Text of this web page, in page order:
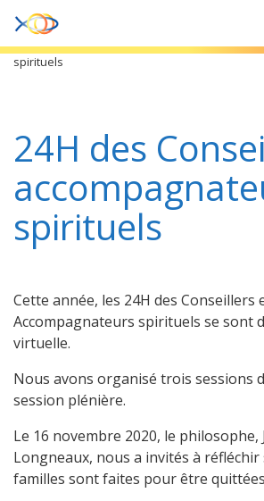
Accueil
spirituels
24H des
spirituels
Cette année, les 24H des Conseillers
Accompagnateurs spirituels se sont
virtuelle.
Nous avons organisé trois sessions
session plénière.
Le 16 novembre 2020, le philosophe,
Longneaux, nous a invités à réfléchir
familles sont faites pour être